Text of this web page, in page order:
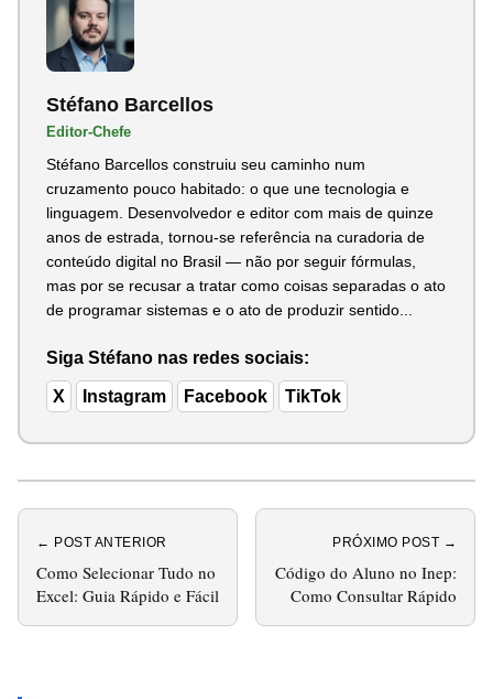
Stéfano Barcellos
Editor-Chefe
Stéfano Barcellos construiu seu caminho num
cruzamento pouco habitado: o que une tecnologia e
linguagem. Desenvolvedor e editor com mais de quinze
anos de estrada, tornou-se referência na curadoria de
conteúdo digital no Brasil — não por seguir fórmulas,
mas por se recusar a tratar como coisas separadas o ato
de programar sistemas e o ato de produzir sentido...
Siga Stéfano nas redes sociais:
X Instagram Facebook TikTok
← POST ANTERIOR
Como Selecionar Tudo no
Excel: Guia Rápido e Fácil
PRÓXIMO POST →
Código do Aluno no Inep:
Como Consultar Rápido